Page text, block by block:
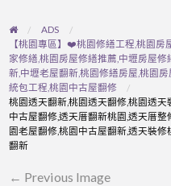
ADS
【桃園專區】❤️桃園修繕工程,桃園房
家修繕,桃園房屋修繕推薦,中壢房屋
新,中壢老屋翻新,桃園修繕房屋,桃園
統包工程,桃園中古屋翻修
桃園透天翻新,桃園透天翻修,桃園透
中古屋翻修,透天厝翻新桃園,透天厝
園老屋翻修,桃園中古屋翻新,透天裝
翻新
← Previous Image